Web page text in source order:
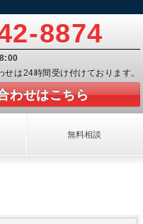
8874
は24時間受け付けております。
わせはこちら
無料相談